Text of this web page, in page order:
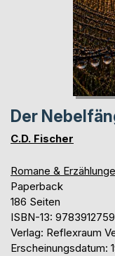
Der
C.D. Fischer
Romane &
Paperback
186 Seiten
ISBN-13:
Verlag: Reflexraum
Erscheinungsdatum: